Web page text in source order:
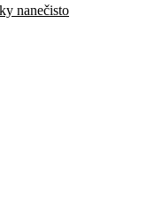
nanečisto